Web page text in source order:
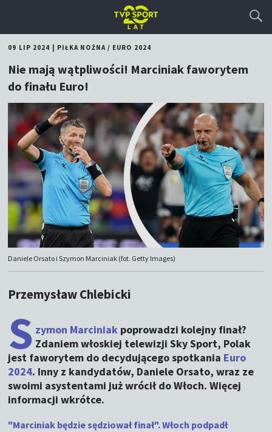
09 LIP 2024 PIŁKA NOŻNA/ EURO 2024
Nie mają wątpliwości! Marciniak faworytem
do finału Euro!
Daniele Orsato i Szymon Marciniak (fot. Getty Images)
Przemysław Chlebicki
S zymon Marciniak poprowadzi kolejny finał?
Zdaniem włoskiej telewizji Sky Sport, Polak
jest faworytem do decydującego spotkania Euro
2024. Inny z kandydatów, Daniele Orsato, wraz ze
swoimi asystentami już wrócił do Włoch. Więcej
informacji wkrótce.
"Marciniak będzie sędziował finał". Włoch podpadł